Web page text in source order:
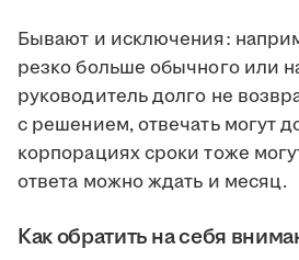
Бывают и исключения:
резко больше обычного или
руководитель долго не
с решением, отвечать могут
корпорациях сроки тоже
ответа можно ждать и месяц.
Как обратить на себя